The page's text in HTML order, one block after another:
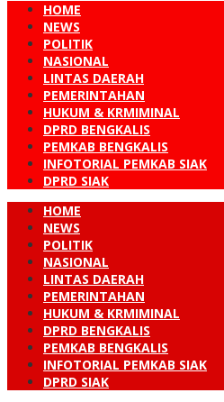
HOME
NEWS
POLITIK
NASIONAL
LINTAS DAERAH
PEMERINTAHAN
HUKUM & KRMIMINAL
DPRD BENGKALIS
PEMKAB BENGKALIS
INFOTORIAL PEMKAB SIAK
DPRD SIAK
HOME
NEWS
POLITIK
NASIONAL
LINTAS DAERAH
PEMERINTAHAN
HUKUM & KRMIMINAL
DPRD BENGKALIS
PEMKAB BENGKALIS
INFOTORIAL PEMKAB SIAK
DPRD SIAK